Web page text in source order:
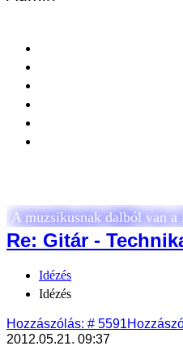
A muzsikusnak dalból van a
Re: Gitár -
Idézés
Idézés
Hozzászólás: # 5591
2012.05.21. 09:37